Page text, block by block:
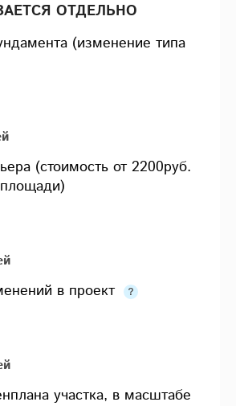
ОТДЕЛЬНО
(изменение типа
(стоимость от 2200руб.
в проект
участка, в масштабе